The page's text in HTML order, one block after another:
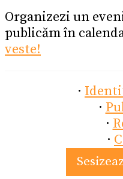
Organizezi un
publicăm în
veste!
·
·
·
·